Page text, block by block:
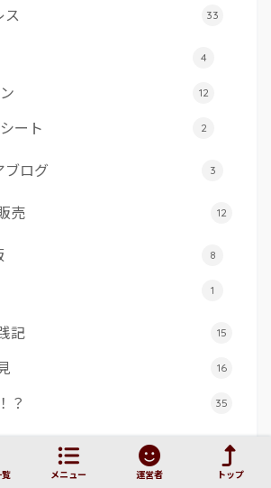
ス 33
4
12
ート 2
ブログ 3
売 12
8
1
記 15
16
？ 35
273
メニュー 運営者 トップ